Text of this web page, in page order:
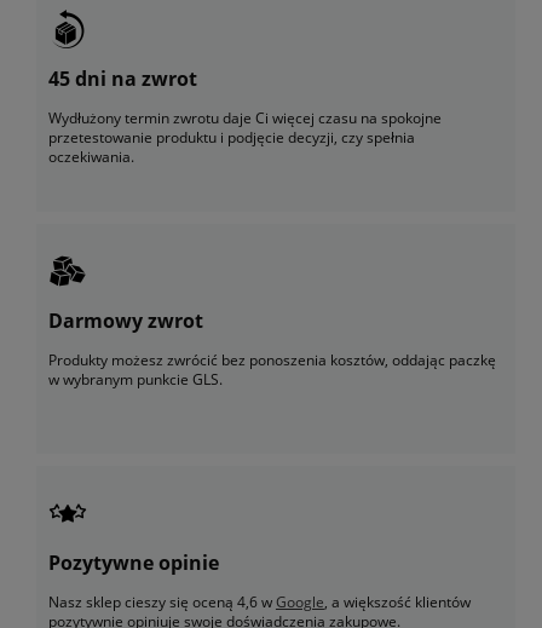
45 dni na zwrot
Wydłużony termin zwrotu daje Ci więcej czasu na spokojne
przetestowanie produktu i podjęcie decyzji, czy spełnia
oczekiwania.
Darmowy zwrot
Produkty możesz zwrócić bez ponoszenia kosztów, oddając paczkę
w wybranym punkcie GLS.
Pozytywne opinie
Nasz sklep cieszy się oceną 4,6 wGoogle, a większość klientów
pozytywnie opiniuje swoje doświadczenia zakupowe.